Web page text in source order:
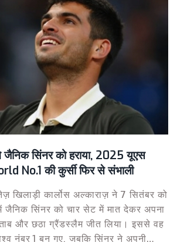
जैनिक सिंनर को हराया, 2025 यूएस
No.1 की कुर्सी फिर से संभाली
खिलाड़ी कार्लोस अल्काराज़ ने 7 सितंबर को
सिंनर को चार सेट में मात देकर अपना
और छठा ग्रैंडस्लैम जीत लिया। इससे वह
नंबर 1 बन गए, जबकि सिंनर ने अपनी